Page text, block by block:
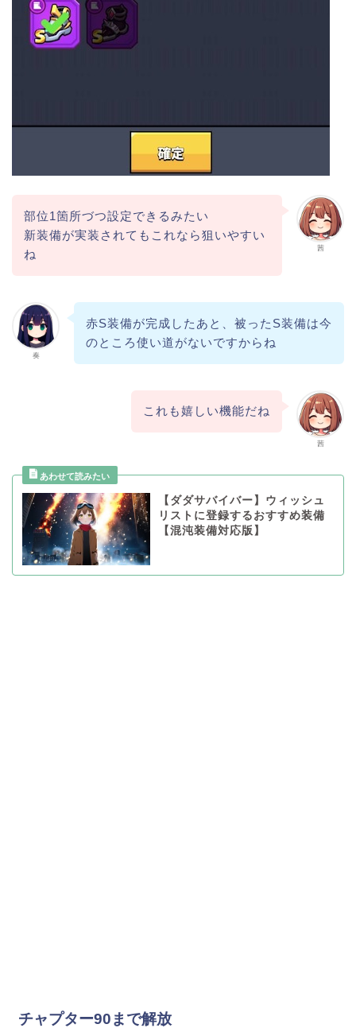
茜
部位1箇所づつ設定できるみたい
新装備が実装されてもこれなら狙いやすい
ね
奏
赤S装備が完成したあと、被ったS装備は今
のところ使い道がないですからね
茜
これも嬉しい機能だね
【ダダサバイバー】ウィッシュ
リストに登録するおすすめ装備
【混沌装備対応版】
チャプター90まで解放